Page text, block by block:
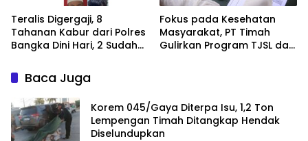
Teralis Digergaji, 8
Tahanan Kabur dari Polres
Bangka Dini Hari, 2 Sudah
Fokus pada Kesehatan
Masyarakat, PT Timah
Gulirkan Program TJSL dari
Baca Juga
Korem 045/Gaya Diterpa Isu, 1,2 Ton
Lempengan Timah Ditangkap Hendak
Diselundupkan